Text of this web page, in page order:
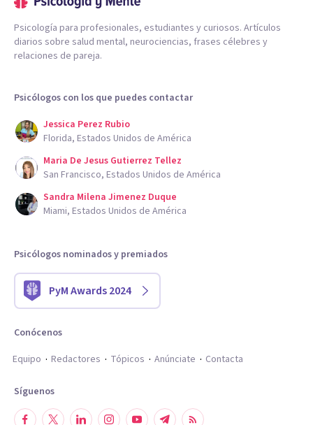
Psicología para profesionales, estudiantes y curiosos. Artículos
diarios sobre salud mental, neurociencias, frases célebres y
relaciones de pareja.
Psicólogos con los que puedes contactar
Jessica Perez Rubio
Florida, Estados Unidos de América
Maria De Jesus Gutierrez Tellez
San Francisco, Estados Unidos de América
Sandra Milena Jimenez Duque
Miami, Estados Unidos de América
Psicólogos nominados y premiados
PyM Awards 2024
Conócenos
Equipo
Redactores Tópicos Anúnciate Contacta
Síguenos